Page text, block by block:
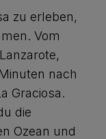
zu erleben,
Vom
nach
Graciosa.
die
Ozean und